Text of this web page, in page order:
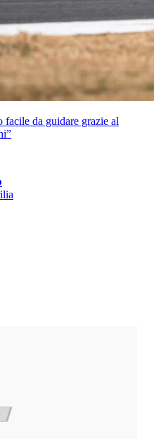
da guidare grazie al